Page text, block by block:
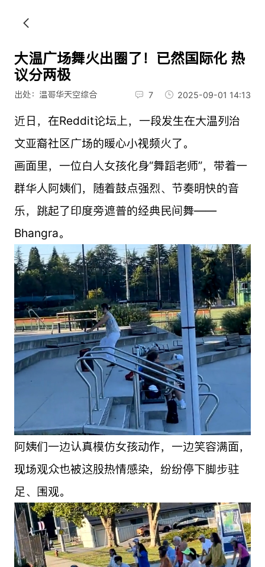
大温广场舞火出圈了！已然国际化 热
议分两极
出处：温哥华天空综合 7 2025-09-01 14:13
近日，在Reddit论坛上，一段发生在大温列治
文亚裔社区广场的暖心小视频火了。
画面里，一位白人女孩化身“舞蹈老师”，带着一
群华人阿姨们，随着鼓点强烈、节奏明快的音
乐，跳起了印度旁遮普的经典民间舞——
Bhangra。
阿姨们一边认真模仿女孩动作，一边笑容满面，
现场观众也被这股热情感染，纷纷停下脚步驻
足、围观。